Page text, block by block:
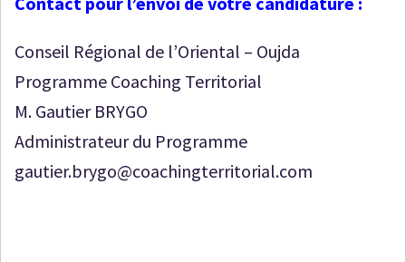
Conseil Régional de l’Oriental – Oujda
Programme Coaching Territorial
M. Gautier BRYGO
Administrateur du Programme
gautier.brygo@coachingterritorial.com